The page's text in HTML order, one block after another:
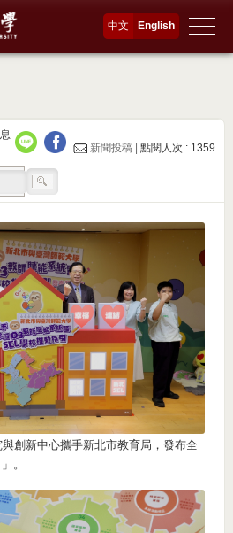
English
中文
新聞投稿 |點閱人次 : 1359
創新中心攜手新北市教育局，發布全
。